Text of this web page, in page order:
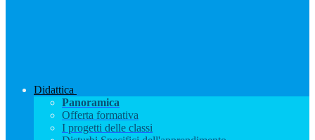
Didattica
Panoramica
Offerta formativa
I progetti delle classi